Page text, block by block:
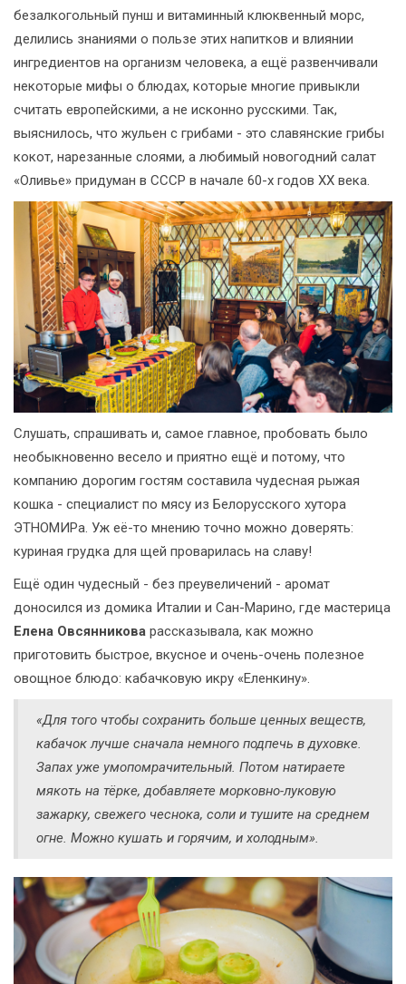
безалкогольный пунш и витаминный клюквенный морс,
делились знаниями о пользе этих напитков и влиянии
ингредиентов на организм человека, а ещё развенчивали
некоторые мифы о блюдах, которые многие привыкли
считать европейскими, а не исконно русскими. Так,
выяснилось, что жульен с грибами - это славянские грибы
кокот, нарезанные слоями, а любимый новогодний салат
«Оливье» придуман в СССР в начале 60-х годов XX века.
Слушать, спрашивать и, самое главное, пробовать было
необыкновенно весело и приятно ещё и потому, что
компанию дорогим гостям составила чудесная рыжая
кошка - специалист по мясу из Белорусского хутора
ЭТНОМИРа. Уж её-то мнению точно можно доверять:
куриная грудка для щей проварилась на славу!
Ещё один чудесный - без преувеличений - аромат
доносился из домика Италии и Сан-Марино, где мастерица
Елена Овсянникова рассказывала, как можно
приготовить быстрое, вкусное и очень-очень полезное
овощное блюдо: кабачковую икру «Еленкину».
«Для того чтобы сохранить больше ценных веществ,
кабачок лучше сначала немного подпечь в духовке.
Запах уже умопомрачительный. Потом натираете
мякоть на тёрке, добавляете морковно-луковую
зажарку, свежего чеснока, соли и тушите на среднем
огне. Можно кушать и горячим, и холодным».